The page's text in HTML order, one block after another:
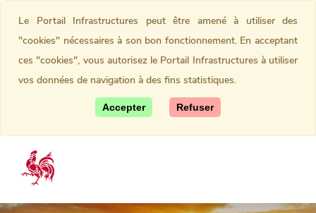
Le Portail Infrastructures peut être amené à utiliser des
"cookies" nécessaires à son bon fonctionnement. En acceptant
ces "cookies", vous autorisez le Portail Infrastructures à utiliser
vos données de navigation à des fins statistiques.
Accepter Refuser